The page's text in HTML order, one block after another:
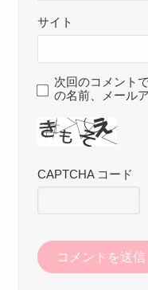
サイト
次回のコメント
の名前、メール
CAPTCHA コード